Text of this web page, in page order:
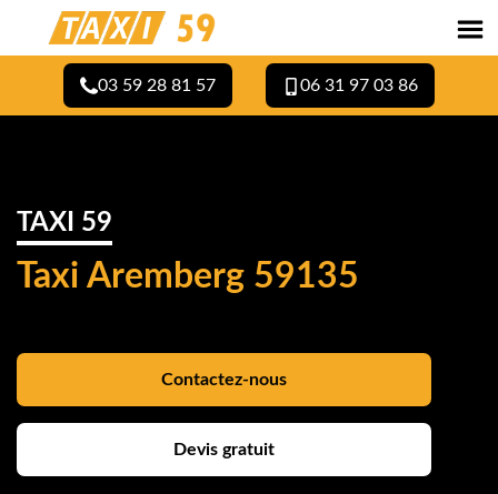
03 59 28 81 57 06 31 97 03 86
TAXI 59
Taxi Aremberg 59135
Contactez-nous
Devis gratuit